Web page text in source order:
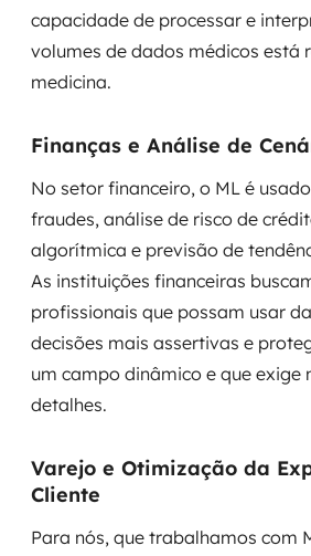
capacidade de processar e
volumes de dados médicos está
medicina.
Finanças e Análise de
No setor financeiro, o ML é
fraudes, análise de risco de
algorítmica e previsão de
As instituições financeiras
profissionais que possam usar
decisões mais assertivas e
um campo dinâmico e que exige
detalhes.
Varejo e Otimização da
Cliente
Para nós, que trabalhamos com